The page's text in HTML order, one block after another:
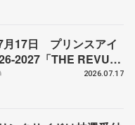
月17日 プリンスアイ
2027「THE REVUE
演
2026.07.17